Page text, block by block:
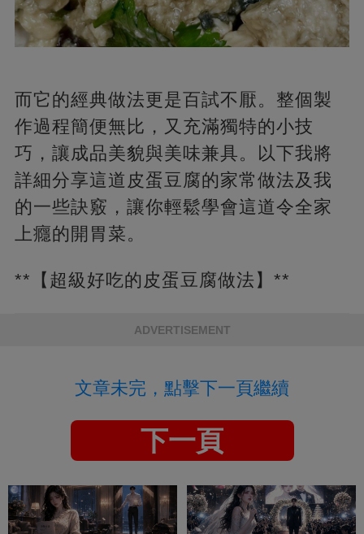
而它的經典做法更是百試不厭。整個製
作過程簡便無比，又充滿獨特的小技
巧，讓成品美貌與美味兼具。以下我將
詳細分享這道皮蛋豆腐的家常做法及我
的一些訣竅，讓你輕鬆學會這道令全家
上癮的開胃菜。
**【超級好吃的皮蛋豆腐做法】**
ADVERTISEMENT
文章未完，點擊下一頁繼續
下一頁